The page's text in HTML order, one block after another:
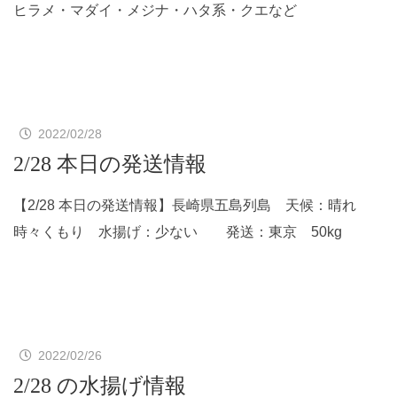
ヒラメ・マダイ・メジナ・ハタ系・クエなど
2022/02/28
2/28 本日の発送情報
【2/28 本日の発送情報】長崎県五島列島 天候：晴れ
時々くもり 水揚げ：少ない 発送：東京 50kg
2022/02/26
2/28 の水揚げ情報